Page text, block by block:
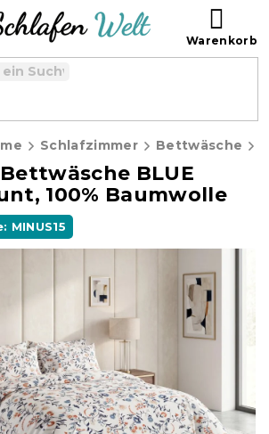
Schlafzimmer Bettwäsche
BLUE
100% Baumwolle
MINUS15